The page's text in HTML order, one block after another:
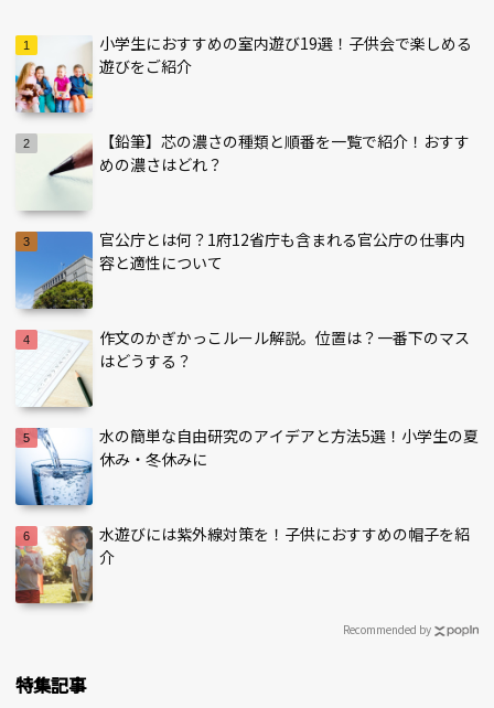
小学生におすすめの室内遊び19選！子供会で楽しめる
遊びをご紹介
【鉛筆】芯の濃さの種類と順番を一覧で紹介！おすす
めの濃さはどれ？
官公庁とは何？1府12省庁も含まれる官公庁の仕事内
容と適性について
作文のかぎかっこルール解説。位置は？一番下のマス
はどうする？
水の簡単な自由研究のアイデアと方法5選！小学生の夏
休み・冬休みに
水遊びには紫外線対策を！子供におすすめの帽子を紹
介
Recommended by
特集記事